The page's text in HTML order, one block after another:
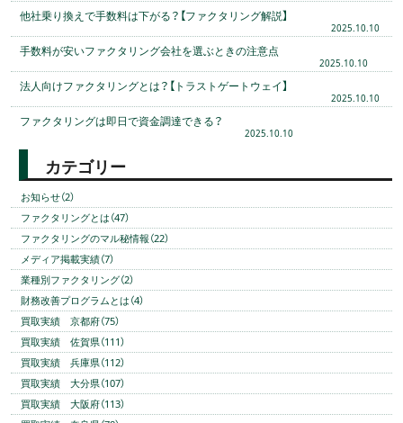
他社乗り換えで手数料は下がる？【ファクタリング解説】
2025.10.10
手数料が安いファクタリング会社を選ぶときの注意点
2025.10.10
法人向けファクタリングとは？【トラストゲートウェイ】
2025.10.10
ファクタリングは即日で資金調達できる？
2025.10.10
カテゴリー
お知らせ（2）
ファクタリングとは（47）
ファクタリングのマル秘情報（22）
メディア掲載実績（7）
業種別ファクタリング（2）
財務改善プログラムとは（4）
買取実績 京都府（75）
買取実績 佐賀県（111）
買取実績 兵庫県（112）
買取実績 大分県（107）
買取実績 大阪府（113）